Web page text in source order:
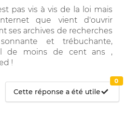
pas vis à vis de la loi mais
que vient d'ouvrir
ses archives de recherches
et trébuchante,
de moins de cent ans ,
!
Cette réponse a été utile
0